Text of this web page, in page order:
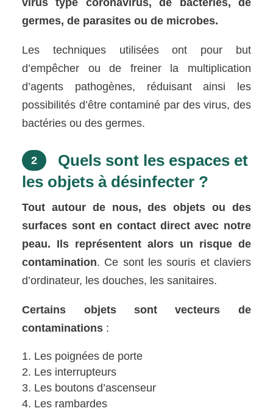
virus type coronavirus, de bactéries, de
germes, de parasites ou de microbes.
Les techniques utilisées ont pour but
d’empêcher ou de freiner la multiplication
d’agents pathogènes, réduisant ainsi les
possibilités d’être contaminé par des virus, des
bactéries ou des germes.
2
Quels sont les espaces et
les objets à désinfecter ?
Tout autour de nous, des objets ou des
surfaces sont en contact direct avec notre
peau. Ils représentent alors un risque de
contamination. Ce sont les souris et claviers
d’ordinateur, les douches, les sanitaires.
Certains objets sont vecteurs de
contaminations :
Les poignées de porte
Les interrupteurs
Les boutons d’ascenseur
Les rambardes